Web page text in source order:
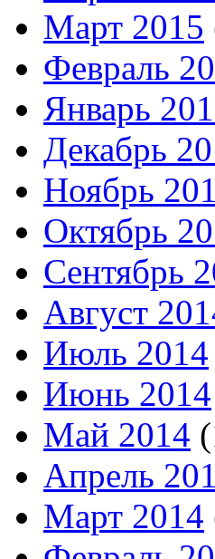
Март 2015
Февраль
Январь
Декабрь
Ноябрь
Октябрь
Сентябрь
Август
Июль 2014
Июнь 2014
Май 2014
Апрель
Март 2014